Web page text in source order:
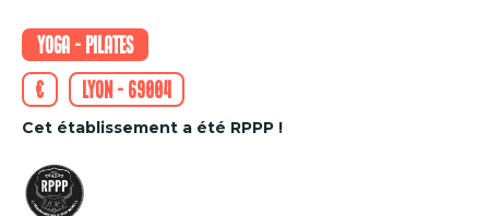
Yoga - Pilates
€
Lyon - 69004
Cet établissement a été RPPP !